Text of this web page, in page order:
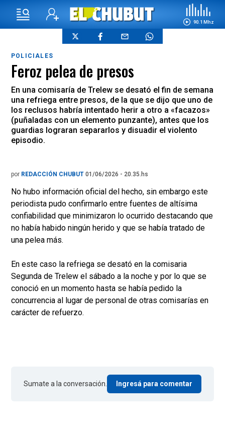
90.1 Mhz
POLICIALES
Feroz pelea de presos
En una comisaría de Trelew se desató el fin de semana
una refriega entre presos, de la que se dijo que uno de
los reclusos habría intentado herir a otro a «facazos»
(puñaladas con un elemento punzante), antes que los
guardias lograran separarlos y disuadir el violento
episodio.
por REDACCIÓN CHUBUT 01/06/2026 - 20.35.hs
No hubo información oficial del hecho, sin embargo este
periodista pudo confirmarlo entre fuentes de altísima
confiabilidad que minimizaron lo ocurrido destacando que
no había habido ningún herido y que se había tratado de
una pelea más.
En este caso la refriega se desató en la comisaria
Segunda de Trelew el sábado a la noche y por lo que se
conoció en un momento hasta se había pedido la
concurrencia al lugar de personal de otras comisarías en
carácter de refuerzo.
Sumate a la conversación. Ingresá para comentar